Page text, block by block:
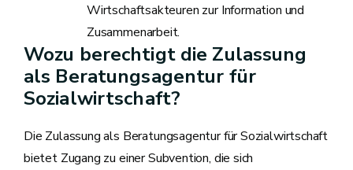
Wirtschaftsakteuren zur Information und
Zusammenarbeit.
Wozu berechtigt die Zulassung
als Beratungsagentur für
Sozialwirtschaft?
Die Zulassung als Beratungsagentur für Sozialwirtschaft
bietet Zugang zu einer Subvention, die sich